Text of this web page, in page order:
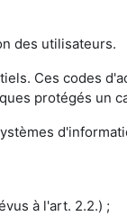
des utilisateurs.
Ces codes
protégés un
à l'art. 2.2.) ;